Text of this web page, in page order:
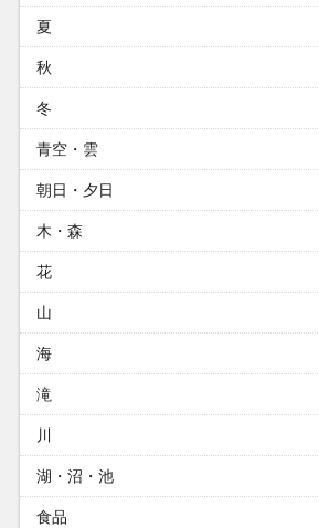
夏
秋
冬
青空・雲
朝日・夕日
木・森
花
山
海
滝
川
湖・沼・池
食品